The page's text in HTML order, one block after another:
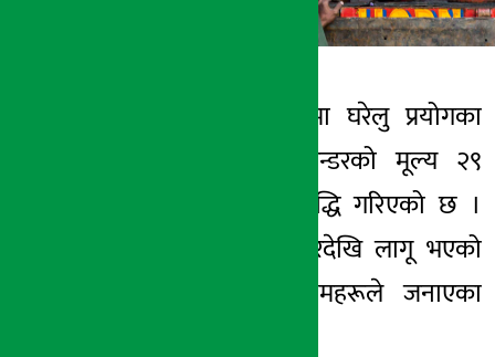
काठमाडौँ । भारतमा घरेलु प्रयोगका
एलपी ग्यास सिलिन्डरको मूल्य २९
भारतीय रुपैयाँले वृद्धि गरिएको छ ।
नयाँ मूल्य आइतबारदेखि लागू भएको
भारतीय सञ्चारमाध्यमहरूले जनाएका